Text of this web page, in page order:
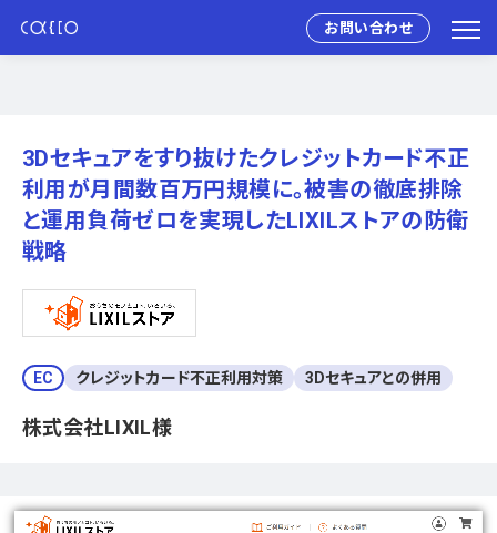
お問い合わせ
3Dセキュアをすり抜けたクレジットカード不正
利用が月間数百万円規模に。被害の徹底排除
と運用負荷ゼロを実現したLIXILストアの防衛
戦略
EC クレジットカード不正利用対策 3Dセキュアとの併用
株式会社LIXIL様